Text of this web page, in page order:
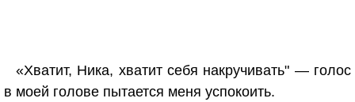
«Хватит, Ника, хватит себя накручивать" — голос
в моей голове пытается меня успокоить.